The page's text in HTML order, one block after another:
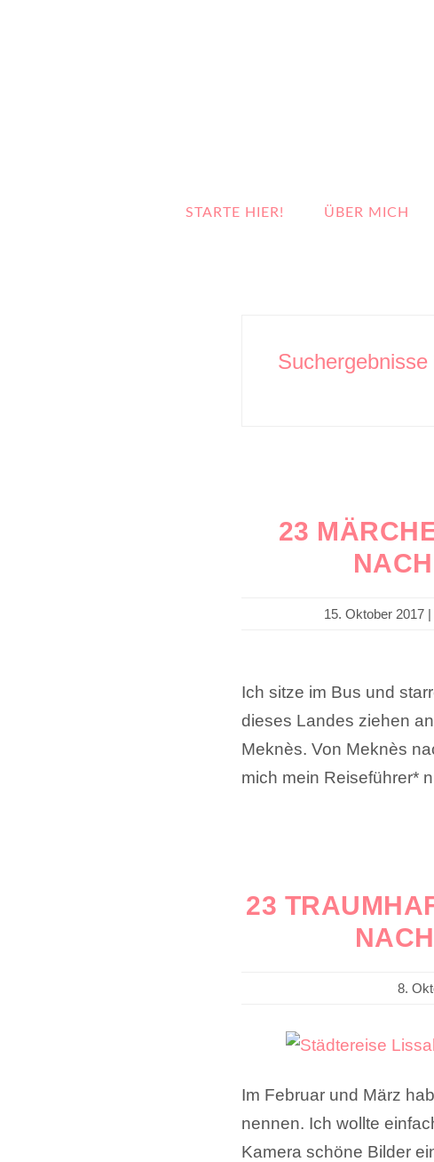
STARTE HIER! ÜBER MICH
23
15. Oktober 2017 |
Ich sitze im Bus und
dieses Landes ziehen
Meknès. Von Meknès
mich mein Reiseführer*
23
8.
Im Februar und März
nennen. Ich wollte
Kamera schöne Bilder